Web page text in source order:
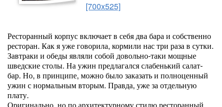
[700x525]
Ресторанный корпус включает в себя два бара и собственно
ресторан. Как я уже говорила, кормили нас три раза в сутки.
Завтраки и обеды являли собой довольно-таки мощные
шведские столы. На ужин предлагался слабенький салат-
бар. Но, в принципе, можно было заказать и полноценный
ужин с нормальным вторым. Правда, уже за отдельную
плату.